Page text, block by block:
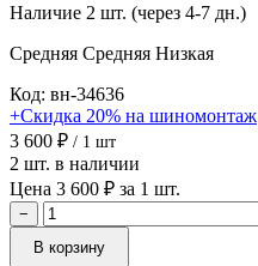
Наличие 2 шт. (через 4-7 дн.)
Средняя Средняя Низкая
Код: вн-34636
+Скидка 20% на шиномонтаж
3 600 ₽ / 1 шт
2 шт. в наличии
Цена 3 600 ₽ за 1 шт.
−
В корзину